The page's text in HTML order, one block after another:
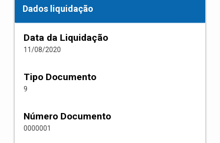
Dados liquidação
Data da Liquidação
11/08/2020
Tipo Documento
9
Número Documento
0000001